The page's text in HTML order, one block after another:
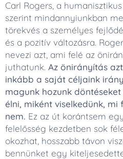
Carl Rogers, a
szerint mindannyiunkban
törekvés a személyes
és a pozitív változásra.
nevezi azt, ami felé az
juthatunk. Az önirányítás
inkább a saját céljaink
magunk hozunk
élni, miként viselkedünk, mi
nem. Ez az út korántsem
felelősség kezdetben sok
okozhat, hosszabb távon
bennünket egy